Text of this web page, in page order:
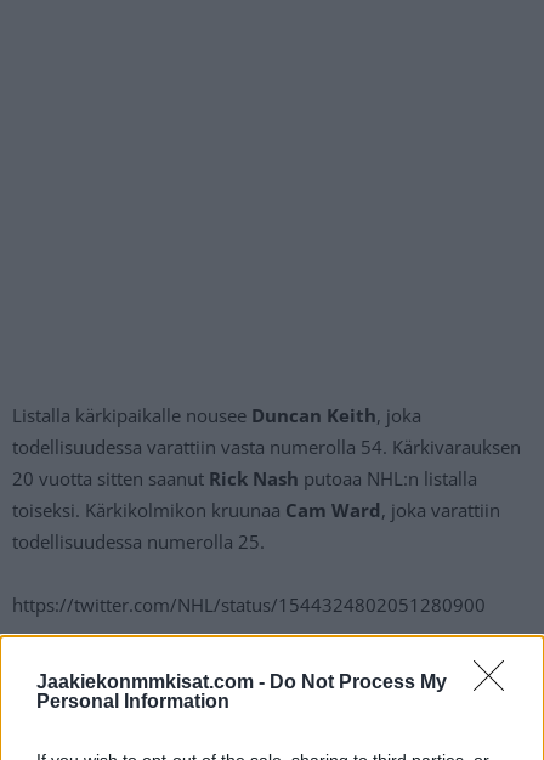
Jaakiekonmmkisat.com - Do Not Process My
Personal Information
Listalla kärkipaikalle nousee Duncan Keith, joka
todellisuudessa varattiin vasta numerolla 54. Kärkivarauksen
20 vuotta sitten saanut Rick Nash putoaa NHL:n listalla
toiseksi. Kärkikolmikon kruunaa Cam Ward, joka varattiin
todellisuudessa numerolla 25.
https://twitter.com/NHL/status/1544324802051280900
Twitteristä